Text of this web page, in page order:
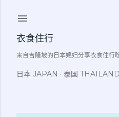
衣食住行
来自吉隆坡的日本媳妇分享衣食住
日本 JAPAN 泰国 THAILAND